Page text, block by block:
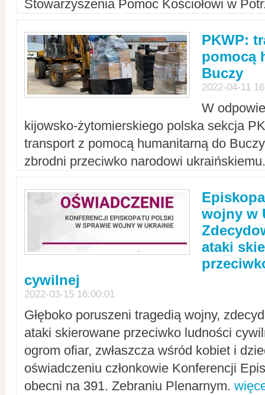
Stowarzyszenia Pomoc Kościołowi w
PKWP:
pomocą
Buczy
2022-04-11
W
kijowsko-żytomierskiego polska sekcja
transport z pomocą humanitarną do
zbrodni przeciwko narodowi
wojny w
ataki
cywilnej
2022-03-15 16:00:01
Głęboko poruszeni tragedią wojny,
ataki skierowane przeciwko ludności
ogrom ofiar, zwłaszcza wśród kobiet i
oświadczeniu członkowie Konferencji
obecni na 391. Zebraniu Plenarnym.